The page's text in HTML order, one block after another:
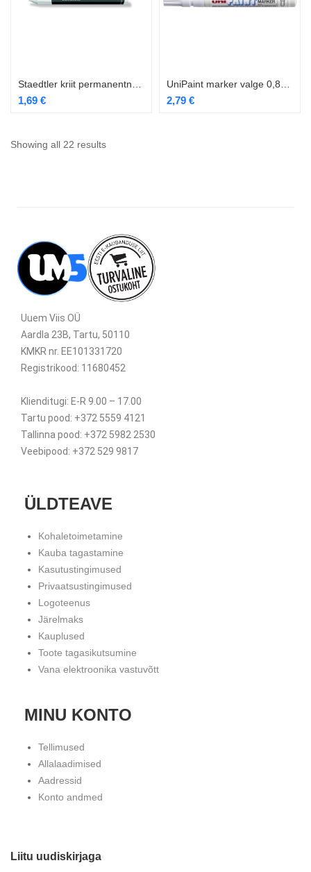
1,69 € 2,79 €
Showing all 22 results
Uuem Viis OÜ
Aardla 23B, Tartu, 50110
KMKR nr. EE101331720
Registrikood: 11680452
Klienditugi: E-R 9.00 – 17.00
Tartu pood: +372 5559 4121
Tallinna pood: +372 5982 2530
Veebipood: +372 529 9817
ÜLDTEAVE
Kohaletoimetamine
Kauba tagastamine
Kasutustingimused
Privaatsustingimused
Logoteenus
Järelmaks
Kauplused
Toote tagasikutsumine
Vana elektroonika vastuvõtt
MINU KONTO
Tellimused
Allalaadimised
Aadressid
Konto andmed
Liitu uudiskirjaga